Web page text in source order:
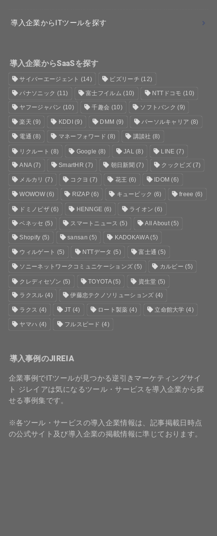
導入企業からITツールを探す
導入企業からSaaSを探す
サイバーエージェント (14) ビズリーチ (12)
パナソニック (11) 富士フイルム (10) NTTドコモ (10)
ヤフージャパン (10) 千趣会 (10) ソフトバンク (9)
楽天 (9) KDDI (9) DMM (9) パーソルキャリア (8)
電通 (8) マネーフォワード (8) 講談社 (8)
リクルート (8) Google (8) JAL (8) LINE (7)
ANA(7) SmartHR (7) 朝日新聞 (7) クックビズ(7)
メルカリ (7) コクヨ (7) 花王 (6) IDOM (6)
WOWOW(6) RIZAP (6) キュービック (6) freee (6)
ドミノピザ(6) HENNGE (6) ライオン (6)
ベネッセ (5) スマートニュース (5) All About(5)
Shopify (5) sansan (5) KADOKAWA(5)
ウィルゲート (5) NTTデータ (5) 富士通 (5)
ソニーネットワークコミュニケーションズ (5) カルビー (5)
クレディセゾン (5) TOYOTA(5) 資生堂 (5)
ラクスル (4) 伊藤忠テクノソリューションズ (4)
ラクス (4) JT (4) ロート製薬 (4) 立命館大学 (4)
ヤマハ (4) フルスピード (4)
導入事例のJIREIA
企業事例でITツールが見つかる逆引きマーケティングサイ
ト ジレイアは気になるツール・サービスを導入企業から探
せる事例集です。
※各ツール・サービスの導入企業情報は、記事掲載日時点
の公式サイト及び導入企業の掲載情報に準じております。